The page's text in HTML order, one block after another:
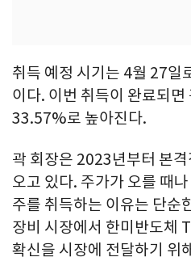
취득 예정 시기는 4월 27일
이다. 이번 취득이 완료되
33.57%로 높아진다.
곽 회장은 2023년부터 본
오고 있다. 주가가 오를 때
주를 취득하는 이유는 단순
장비 시장에서 한미반도체
확신을 시장에 전달하기 위